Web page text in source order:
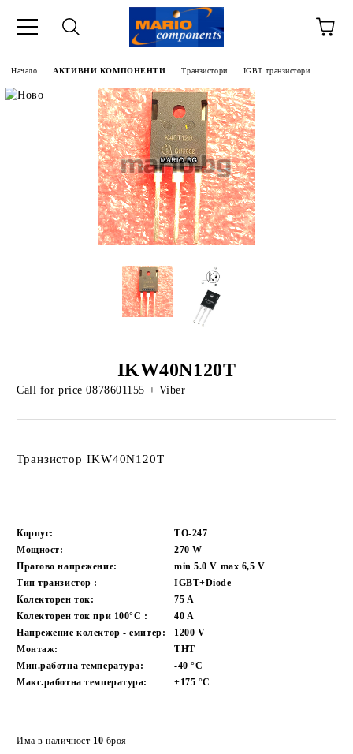
Начало АКТИВНИ КОМПОНЕНТИ Транзистори IGBT транзистори
IKW40N120T
Call for price 0878601155 + Viber
Транзистор IKW40N120T
Корпус:
TO-247
Мощност:
270W
Прагово напрежение:
min 5.0 V max 6,5V
Тип транзистор :
IGBT+Diode
Колекторен ток:
75 A
Колекторен ток при 100°C :
40 A
Напрежение колектор - емитер:
1200 V
Монтаж:
THT
Мин.работна температура:
-40°C
Макс.работна температура:
+175 °C
Има в наличност 10 броя